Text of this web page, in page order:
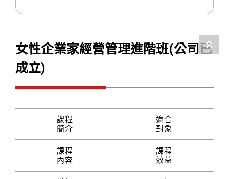
女性企業家經營管理進階班(公司已
成立)
課程
簡介
適合
對象
課程
內容
課程
效益